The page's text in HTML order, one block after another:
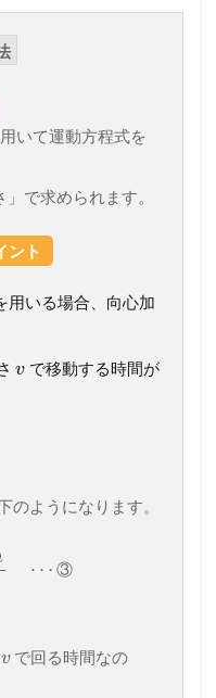
いて運動方程式を
」で求められます。
ント
用いる場合、向心加
v で移動する時間が
のようになります。
⋯ ③
v で回る時間なの